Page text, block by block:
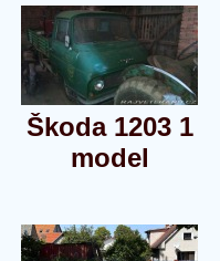
Škoda 1203 1
model